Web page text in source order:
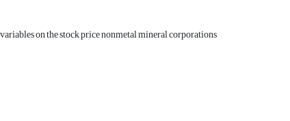
on the stock price nonmetal mineral corporations